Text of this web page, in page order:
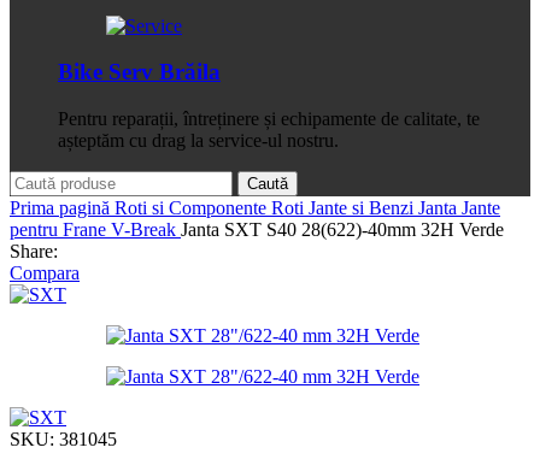
Bike Serv Brăila
Pentru reparații, întreținere și echipamente de calitate, te
așteptăm cu drag la service-ul nostru.
Caută
Prima pagină Roti si Componente Roti Jante si Benzi Janta Jante
pentru Frane V-Break Janta SXT S40 28(622)-40mm 32H Verde
Share:
Compara
SKU: 381045